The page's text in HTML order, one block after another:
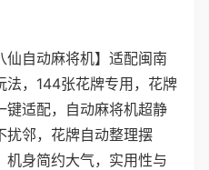
仙自动麻将机】适配闽南
法，144张花牌专用，花牌
键适配，自动麻将机超静
扰邻，花牌自动整理摆
机身简约大气，实用性与